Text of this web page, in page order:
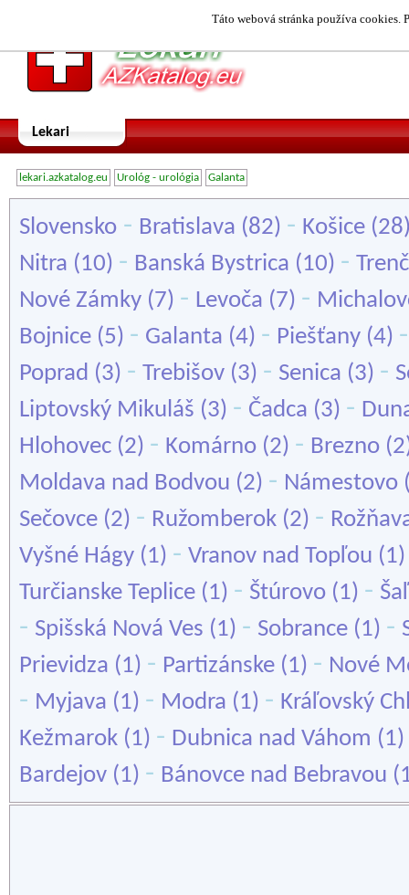
Táto webová stránka používa cookies.
Lekari
lekari.azkatalog.eu Urológ - urológia Galanta
Slovensko - Bratislava (82) - Košice
Nitra (10) - Banská Bystrica (10) -
Nové Zámky (7) - Levoča (7) -
Bojnice (5) - Galanta (4) - Piešťany (4)
Poprad (3) - Trebišov (3) - Senica (3) -
Liptovský Mikuláš (3) - Čadca (3) -
Hlohovec (2) - Komárno (2) - Brezno
Moldava nad Bodvou (2) - Námestovo
Sečovce (2) - Ružomberok (2) -
Vyšné Hágy (1) - Vranov nad Topľou
Turčianske Teplice (1) - Štúrovo (1) -
- Spišská Nová Ves (1) - Sobrance (1) -
Prievidza (1) - Partizánske (1) - Nové
- Myjava (1) - Modra (1) - Kráľovský
Kežmarok (1) - Dubnica nad Váhom (1)
Bardejov (1) - Bánovce nad Bebravou